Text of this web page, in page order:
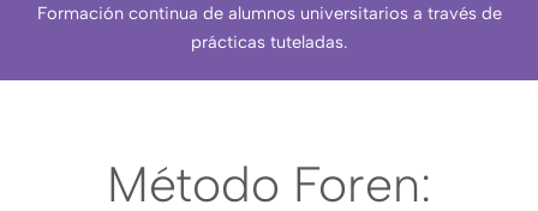
Formación continua de alumnos universitarios a través de
prácticas tuteladas.
Método Foren: